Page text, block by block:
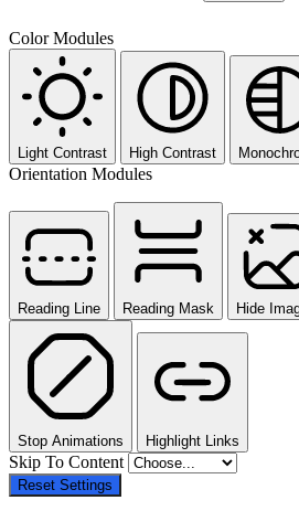
Color Modules
Light Contrast High Contrast
Orientation Modules
Reading Line Reading Mask Hide
Stop Animations Highlight Links
Skip To Content
Reset Settings